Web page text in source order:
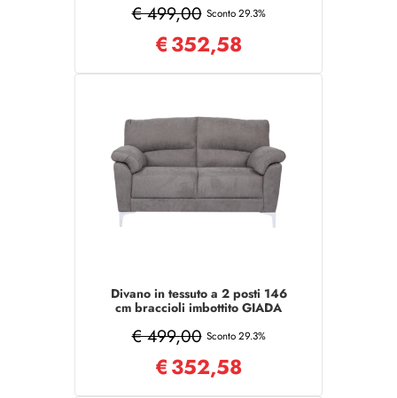
€ 499,00 Sconto 29.3%
€352,58
Divano in tessuto a 2 posti 146
cm braccioli imbottito GIADA
€ 499,00 Sconto 29.3%
€352,58